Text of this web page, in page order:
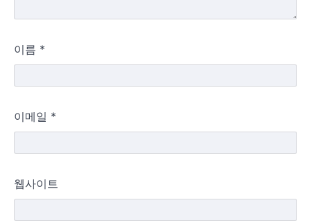
이름 *
이메일 *
웹사이트